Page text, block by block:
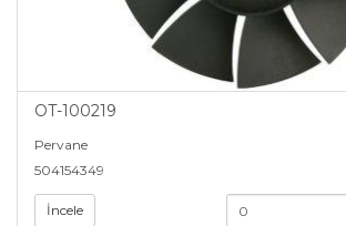
OT-100219
Pervane
504154349
İncele